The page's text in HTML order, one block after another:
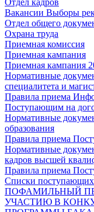
Вакансии Выборы
Отдел общего
Охрана труда
Приемная комиссия
Приемная кампания
Приемная кампания
Нормативные
специалитета и
Правила приема
Поступающим на
Нормативные
образования
Правила приема
Нормативные
кадров высшей
Правила приема
Списки поступающих
ПОФАМИЛЬНЫЙ
УЧАСТИЮ В